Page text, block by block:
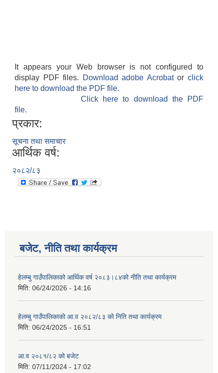
It appears your Web browser is not configured to
display PDF files.
Download adobe Acrobatorclick
here to download the PDF file.
Click here to download the PDF
file.
प्रकार:
सूचना तथा समाचार
आर्थिक वर्ष:
२०८२/८३
बजेट, नीति तथा कार्यक्रम
हेलम्बु गाउँपालिकाको आर्थिक वर्ष २०८३।८४को नीति तथा कार्यक्रम
मिति: 06/24/2026 - 14:16
हेलम्बु गाउँपालिकाको आ.व २०८२/८३ को निति तथा कार्यक्रम
मिति: 06/24/2025 - 16:51
आ.व २०८१/८२ को बजेट
मिति: 07/11/2024 - 17:02